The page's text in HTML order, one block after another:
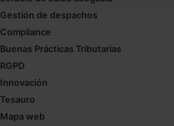
seleccionar solo aquellas
navegador. Si no seleccionas
las que sean indispensables
Saber más acerca de las
Gestión de despachos
Compliance
Buenas Prácticas Tributarias
RGPD
Innovación
Tesauro
Mapa web